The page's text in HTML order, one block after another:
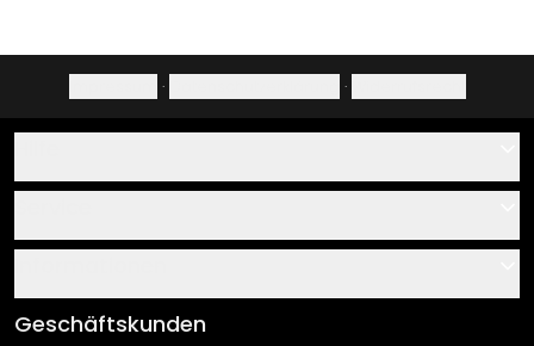
· ·
Über uns
Klebe- und Montageanleitungen
AGB
Geschäftskunden